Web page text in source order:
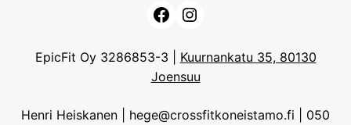
Facebook
Instagram
EpicFit Oy 3286853-3 | Kuurnankatu 35, 80130
Joensuu
Henri Heiskanen | hege@crossfitkoneistamo.fi | 050